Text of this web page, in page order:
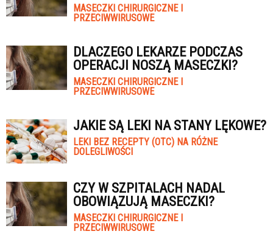
MASECZKI CHIRURGICZNE I
PRZECIWWIRUSOWE
DLACZEGO LEKARZE PODCZAS
OPERACJI NOSZĄ MASECZKI?
MASECZKI CHIRURGICZNE I
PRZECIWWIRUSOWE
JAKIE SĄ LEKI NA STANY LĘKOWE?
LEKI BEZ RECEPTY (OTC) NA RÓŻNE
DOLEGLIWOŚCI
CZY W SZPITALACH NADAL
OBOWIĄZUJĄ MASECZKI?
MASECZKI CHIRURGICZNE I
PRZECIWWIRUSOWE